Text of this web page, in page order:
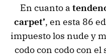
En cuanto a
carpet’, en esta 86
impuesto los nude y
codo con codo con